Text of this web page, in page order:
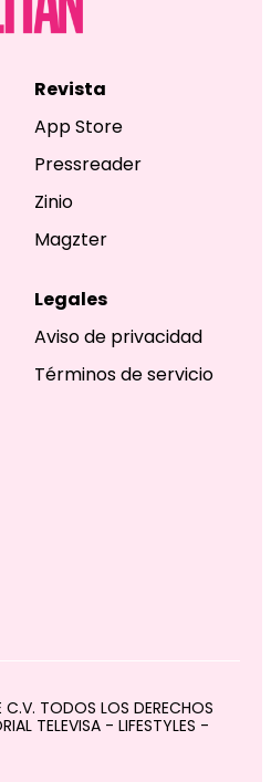
Revista
App Store
Pressreader
Zinio
Magzter
Legales
Aviso de privacidad
Términos de servicio
C.V. TODOS LOS DERECHOS
TELEVISA - LIFESTYLES -